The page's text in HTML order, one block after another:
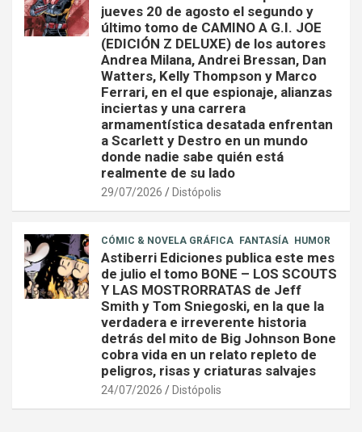
jueves 20 de agosto el segundo y
último tomo de CAMINO A G.I. JOE
(EDICIÓN Z DELUXE) de los autores
Andrea Milana, Andrei Bressan, Dan
Watters, Kelly Thompson y Marco
Ferrari, en el que espionaje, alianzas
inciertas y una carrera
armamentística desatada enfrentan
a Scarlett y Destro en un mundo
donde nadie sabe quién está
realmente de su lado
29/07/2026 Distópolis
CÓMIC & NOVELA GRÁFICA FANTASÍA HUMOR
Astiberri Ediciones publica este mes
de julio el tomo BONE – LOS SCOUTS
Y LAS MOSTRORRATAS de Jeff
Smith y Tom Sniegoski, en la que la
verdadera e irreverente historia
detrás del mito de Big Johnson Bone
cobra vida en un relato repleto de
peligros, risas y criaturas salvajes
24/07/2026 Distópolis